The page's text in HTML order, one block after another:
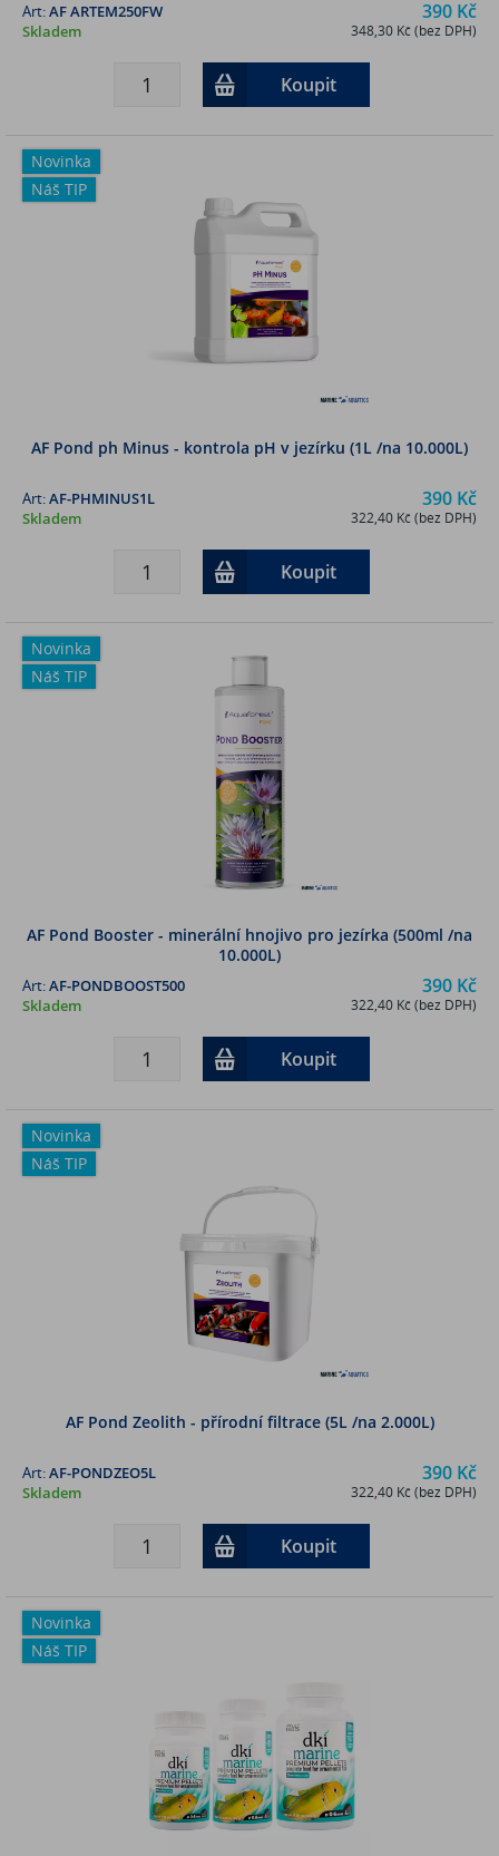
390 Kč
348,30 Kč (bez DPH)
Art:AF ARTEM250FW
Skladem
Koupit
Novinka
Náš TIP
AF Pond ph Minus - kontrola pH v jezírku (1L /na 10.000L)
390 Kč
322,40 Kč (bez DPH)
Art:AF-PHMINUS1L
Skladem
Koupit
Novinka
Náš TIP
AF Pond Booster - minerální hnojivo pro jezírka (500ml /na
10.000L)
390 Kč
322,40 Kč (bez DPH)
Art:AF-PONDBOOST500
Skladem
Koupit
Novinka
Náš TIP
AF Pond Zeolith - přírodní filtrace (5L /na 2.000L)
390 Kč
322,40 Kč (bez DPH)
Art:AF-PONDZEO5L
Skladem
Koupit
Novinka
Náš TIP